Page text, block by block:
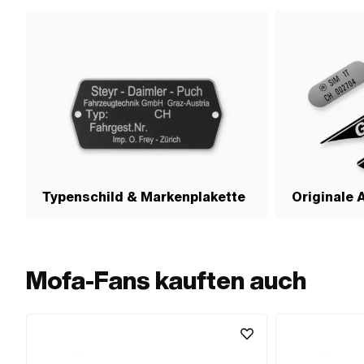
Typenschild & Markenplakette Originale
Mofa-Fans kauften auch